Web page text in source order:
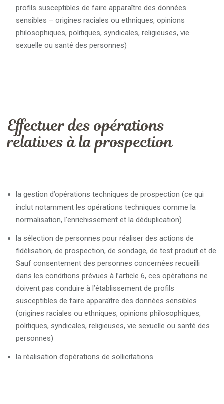
profils susceptibles de faire apparaître des données
sensibles – origines raciales ou ethniques, opinions
philosophiques, politiques, syndicales, religieuses, vie
sexuelle ou santé des personnes)
Effectuer des opérations
relatives à la prospection
la gestion d’opérations techniques de prospection (ce qui
inclut notamment les opérations techniques comme la
normalisation, l’enrichissement et la déduplication)
la sélection de personnes pour réaliser des actions de
fidélisation, de prospection, de sondage, de test produit et de
Sauf consentement des personnes concernées recueilli
dans les conditions prévues à l’article 6, ces opérations ne
doivent pas conduire à l’établissement de profils
susceptibles de faire apparaître des données sensibles
(origines raciales ou ethniques, opinions philosophiques,
politiques, syndicales, religieuses, vie sexuelle ou santé des
personnes)
la réalisation d’opérations de sollicitations